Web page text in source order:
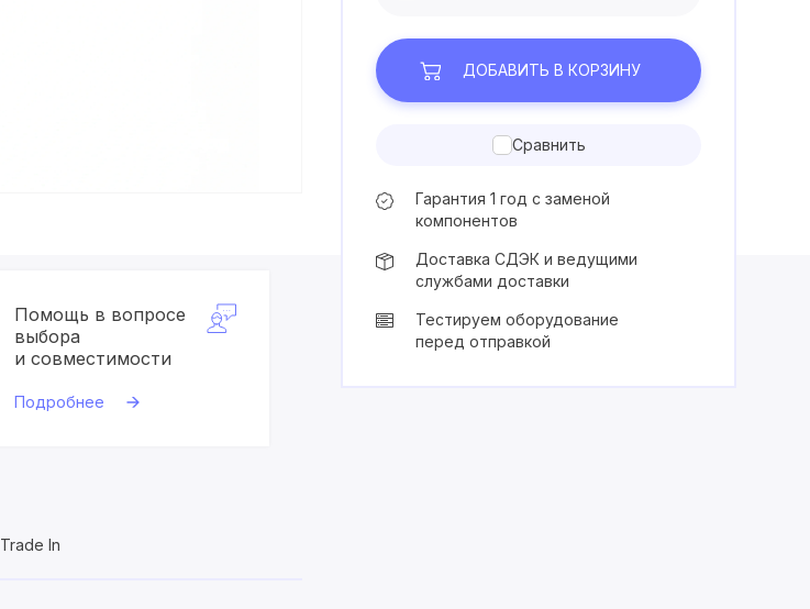
Помощь в вопросе
выбора
и совместимости
Подробнее
Trade In
ДОБАВИТЬ В КОРЗИНУ
Сравнить
Гарантия 1 год с заменой
компонентов
Доставка СДЭК и ведущими
службами доставки
Тестируем оборудование
перед отправкой